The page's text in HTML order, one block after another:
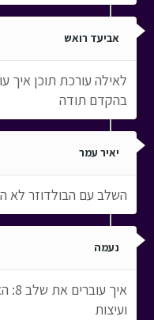
אביעד רואש
בהקדם תודה
יאיר עמר
השלב עם הבולדוזר לא
נעמה
ועיצות